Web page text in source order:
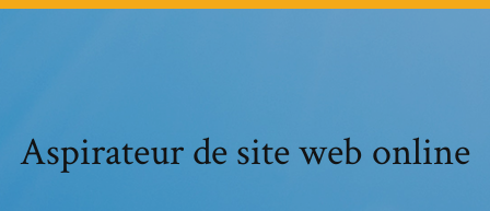
Aspirateur de site web online